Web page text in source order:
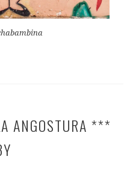
ANGOSTURA ***